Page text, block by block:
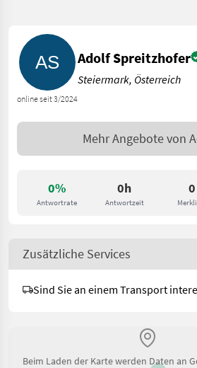
0%
Antwortrate
0h
Antwortzeit
0
online seit 3/2024
Adolf Spreitzhofer
Steiermark, Österreich
Mehr Angebote von
Zusätzliche Services
Sind Sie an einem Transport
Beim Laden der Karte werden Daten an